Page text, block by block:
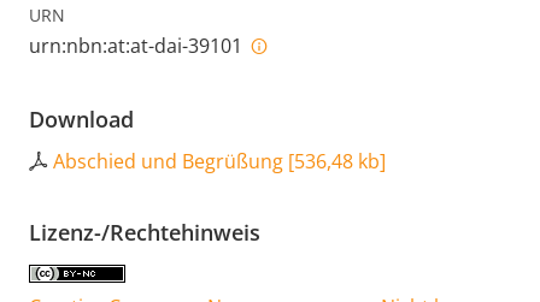
URN
urn:nbn:at:at-dai-39101
Download
Abschied und Begrüßung [536,48 kb]
Lizenz-/Rechtehinweis